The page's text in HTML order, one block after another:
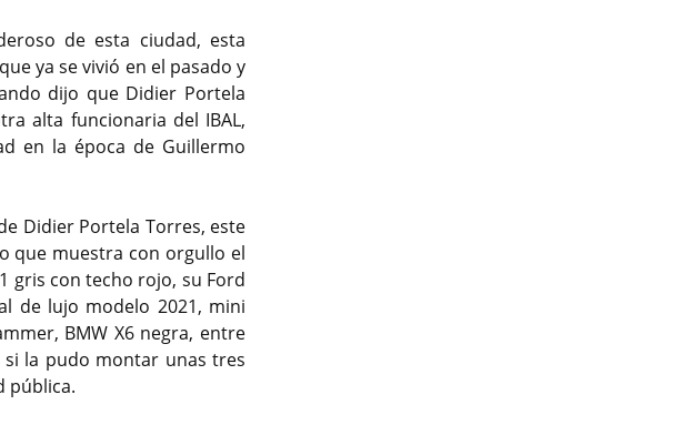
de esta ciudad, esta
ya se vivió en el pasado y
dijo que Didier Portela
alta funcionaria del IBAL,
en la época de Guillermo
Didier Portela Torres, este
que muestra con orgullo el
gris con techo rojo, su Ford
de lujo modelo 2021, mini
BMW X6 negra, entre
la pudo montar unas tres
pública.